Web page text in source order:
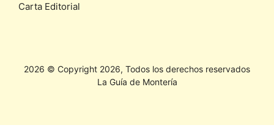
Carta Editorial
2026 © Copyright 2026, Todos los derechos reservados
La Guía de Montería